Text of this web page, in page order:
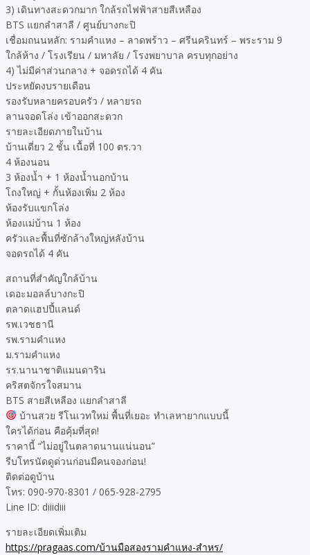
3) เดินทางสะดวกมาก ใกล้รถไฟฟ้าสายสีเหลือง
BTS แยกลำสาลี / ศูนย์บางกะปิ
เชื่อมถนนหลัก: รามคำแหง – ลาดพร้าว – ศรีนครินทร์ – พระราม 9
ใกล้ห้าง / โรงเรียน / มหาลัย / โรงพยาบาล ครบทุกอย่าง
4) ไม่มีค่าส่วนกลาง + จอดรถได้ 4 คัน
ประหยัดงบรายเดือน
รองรับหลายครอบครัว / หลายรถ
ลานจอดโล่ง เข้าออกสะดวก
รายละเอียดภายในบ้าน
บ้านเดี่ยว 2 ชั้น เนื้อที่ 100 ตร.วา
4 ห้องนอน
3 ห้องน้ำ + 1 ห้องน้ำนอกบ้าน
โถงใหญ่ + กั้นห้องเพิ่ม 2 ห้อง
ห้องรับแขกโล่ง
ห้องแม่บ้าน 1 ห้อง
ครัวและพื้นที่ซักล้างใหญ่หลังบ้าน
จอดรถได้ 4 คัน
สถานที่สำคัญใกล้บ้าน
เดอะมอลล์บางกะปิ
ตลาดแฮปปี้แลนด์
รพ.เวชธานี
รพ.รามคำแหง
ม.รามคำแหง
รร.นานาชาติแมนดาริน
คริสตจักรใจสมาน
BTS สายสีเหลือง แยกลำสาลี
บ้านสวย รีโนเวทใหม่ พื้นที่เยอะ ทำเลหายากแบบนี้
ใครได้ก่อน คือคุ้มที่สุด!
ราคานี้ “ไม่อยู่ในตลาดนานแน่นอน”
รีบโทรนัดดูด่วนก่อนมีคนจองก่อน!
ติดต่อดูบ้าน
โทร: 090-970-8301 / 065-928-2795
Line ID: diiidiii
รายละเอียดเพิ่มเติม
https://pragaas.com/บ้านมือสองรามคำแหง-สำหร/